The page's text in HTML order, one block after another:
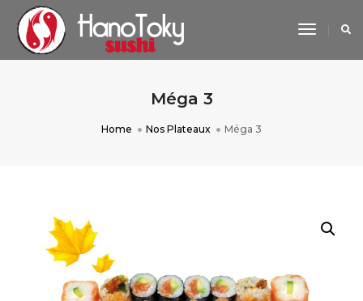
Toggle
Méga 3
Home Nos Plateaux Méga 3